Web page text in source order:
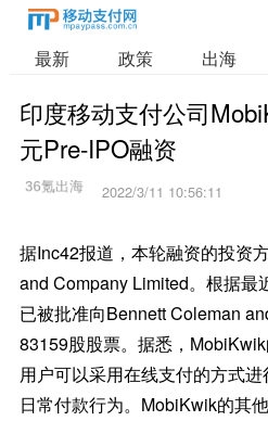
最新 政策 出海
印度移动支付公司
元Pre-IPO融资
2022/3/11 10:56:11
据Inc42报道，本轮融资的投资
and Company Limited。根据最
已被批准向Bennett Coleman
83159股股票。据悉，
用户可以采用在线支付的方式
日常付款行为。MobiKwik的其